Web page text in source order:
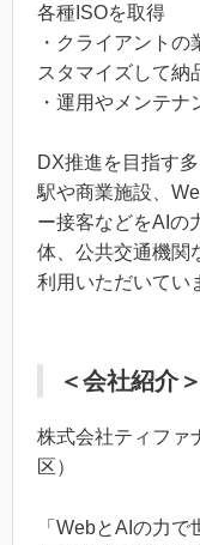
各種ISOを取得
・クライアント
スタマイズして納
・運用やメンテ
DX推進を目指す
駅や商業施設、
ー接客などをAIの
体、公共交通機関
利用いただいてい
＜会社紹介＞
株式会社ティファ
区）
「WebとAIの力